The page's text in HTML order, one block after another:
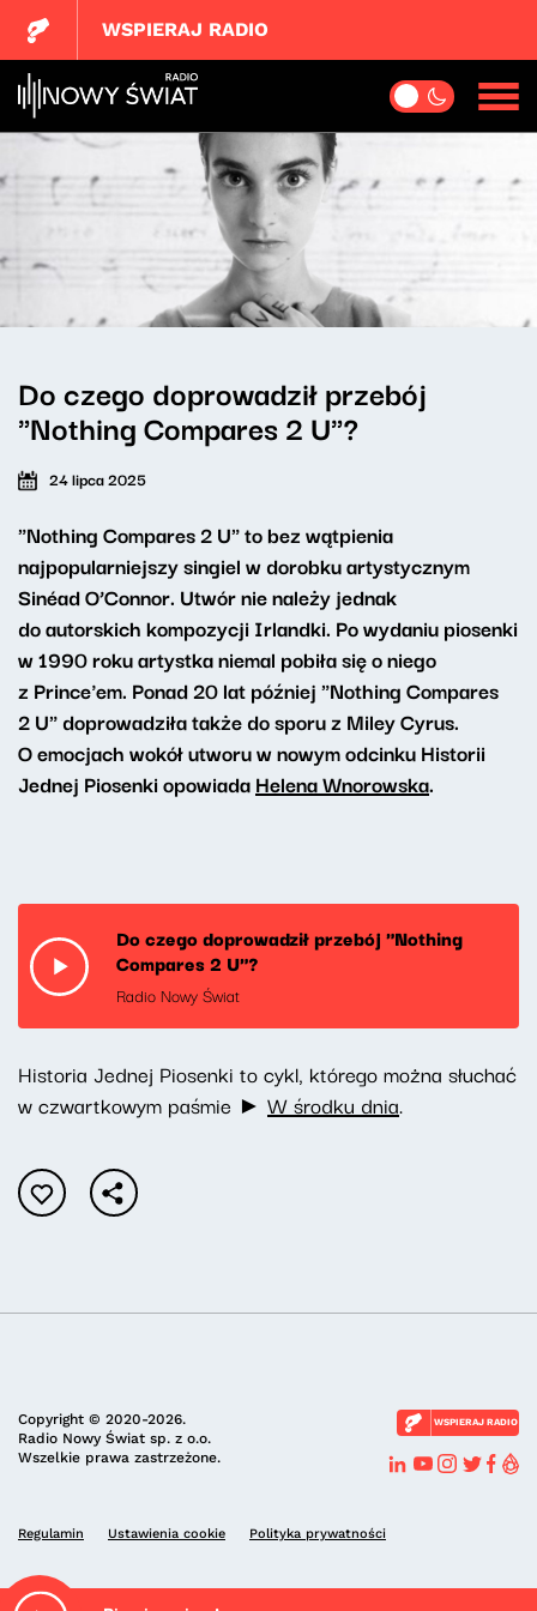
WSPIERAJ RADIO
Do czego doprowadził przebój
"Nothing Compares 2 U"?
24 lipca 2025
"Nothing Compares 2 U" to bez wątpienia
najpopularniejszy singiel w dorobku artystycznym
Sinéad O’Connor. Utwór nie należy jednak
do autorskich kompozycji Irlandki. Po wydaniu piosenki
w 1990 roku artystka niemal pobiła się o niego
z Prince'em. Ponad 20 lat później "Nothing Compares
2 U" doprowadziła także do sporu z Miley Cyrus.
O emocjach wokół utworu w nowym odcinku Historii
Jednej Piosenki opowiadaHelena Wnorowska.
Do czego doprowadził przebój "Nothing
Compares 2 U"?
Radio Nowy Świat
Historia Jednej Piosenki to cykl, którego można słuchać
w czwartkowym paśmie ► W środku dnia.
Copyright © 2020-2026.
Radio Nowy Świat sp. z o.o.
Wszelkie prawa zastrzeżone.
WSPIERAJ RADIO
Regulamin Ustawienia cookie Polityka prywatności